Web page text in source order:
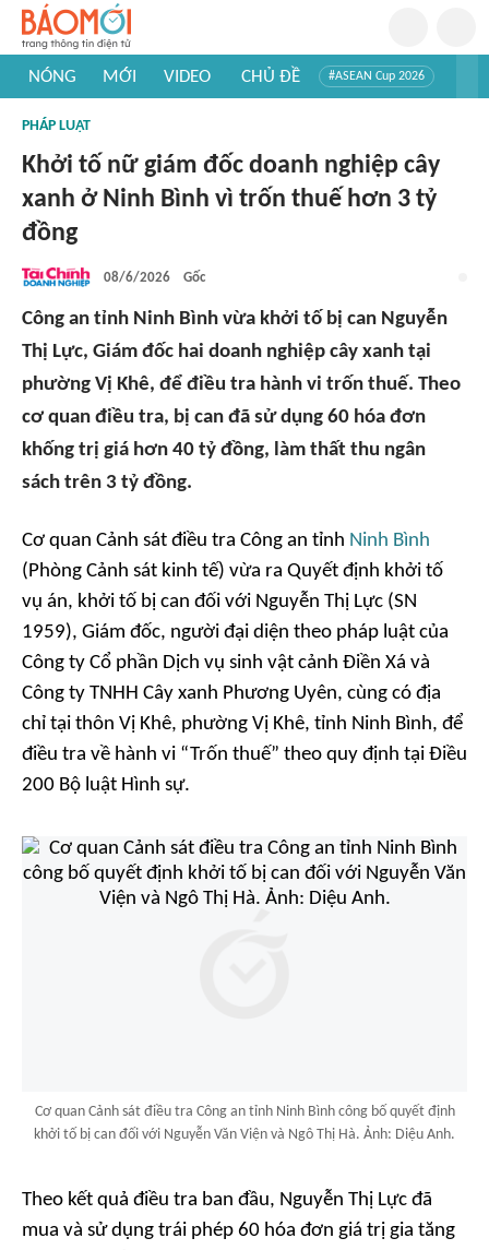
NÓNG MỚI VIDEO CHỦ ĐỀ #ASEAN Cup 2026
#Khám phá thế giới
PHÁP LUẬT
Khởi tố nữ giám đốc doanh nghiệp cây
xanh ở Ninh Bình vì trốn thuế hơn 3 tỷ
đồng
08/6/2026 Gốc
Công an tỉnh Ninh Bình vừa khởi tố bị can Nguyễn
Thị Lực, Giám đốc hai doanh nghiệp cây xanh tại
phường Vị Khê, để điều tra hành vi trốn thuế. Theo
cơ quan điều tra, bị can đã sử dụng 60 hóa đơn
khống trị giá hơn 40 tỷ đồng, làm thất thu ngân
sách trên 3 tỷ đồng.
Cơ quan Cảnh sát điều tra Công an tỉnh Ninh Bình
(Phòng Cảnh sát kinh tế) vừa ra Quyết định khởi tố
vụ án, khởi tố bị can đối với Nguyễn Thị Lực (SN
1959), Giám đốc, người đại diện theo pháp luật của
Công ty Cổ phần Dịch vụ sinh vật cảnh Điền Xá và
Công ty TNHH Cây xanh Phương Uyên, cùng có địa
chỉ tại thôn Vị Khê, phường Vị Khê, tỉnh Ninh Bình, để
điều tra về hành vi “Trốn thuế” theo quy định tại Điều
200 Bộ luật Hình sự.
Cơ quan Cảnh sát điều tra Công an tỉnh Ninh Bình công bố quyết định
khởi tố bị can đối với Nguyễn Văn Viện và Ngô Thị Hà. Ảnh: Diệu Anh.
Theo kết quả điều tra ban đầu, Nguyễn Thị Lực đã
mua và sử dụng trái phép 60 hóa đơn giá trị gia tăng